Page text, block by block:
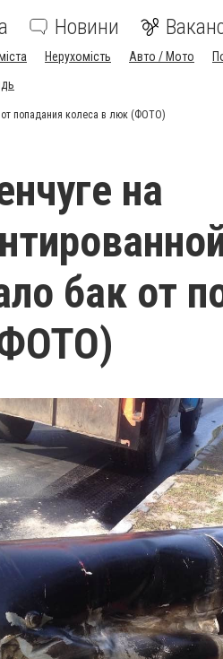
Новини
Нерухомість Авто / Мото
от попадания колеса в люк (ФОТО)
на
бак от